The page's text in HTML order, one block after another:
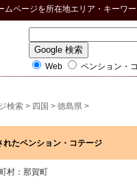
ムページを所在地エリア・キーワ
Web ペンション・
検索 > 四国 > 徳島県 >
れたペンション・コテージ
村：那賀町